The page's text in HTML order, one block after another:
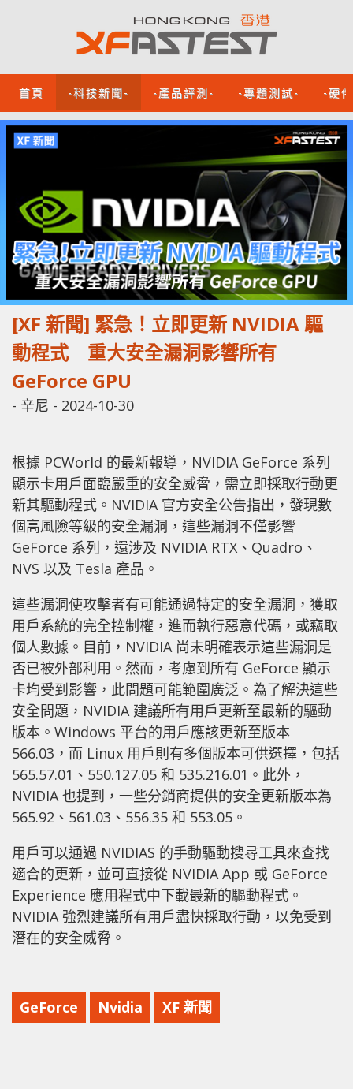
首頁 -科技新聞- -產品評測- -專題測試- -硬
[XF 新聞] 緊急！立即更新 NVIDIA 驅
動程式 重大安全漏洞影響所有
GeForce GPU
- 辛尼 - 2024-10-30
根據 PCWorld 的最新報導，NVIDIA GeForce 系列
顯示卡用戶面臨嚴重的安全威脅，需立即採取行動更
新其驅動程式。NVIDIA 官方安全公告指出，發現數
個高風險等級的安全漏洞，這些漏洞不僅影響
GeForce 系列，還涉及 NVIDIA RTX、Quadro、
NVS 以及 Tesla 產品。
這些漏洞使攻擊者有可能通過特定的安全漏洞，獲取
用戶系統的完全控制權，進而執行惡意代碼，或竊取
個人數據。目前，NVIDIA 尚未明確表示這些漏洞是
否已被外部利用。然而，考慮到所有 GeForce 顯示
卡均受到影響，此問題可能範圍廣泛。為了解決這些
安全問題，NVIDIA 建議所有用戶更新至最新的驅動
版本。Windows 平台的用戶應該更新至版本
566.03，而 Linux 用戶則有多個版本可供選擇，包括
565.57.01、550.127.05 和 535.216.01。此外，
NVIDIA 也提到，一些分銷商提供的安全更新版本為
565.92、561.03、556.35 和 553.05。
用戶可以通過 NVIDIAS 的手動驅動搜尋工具來查找
適合的更新，並可直接從 NVIDIA App 或 GeForce
Experience 應用程式中下載最新的驅動程式。
NVIDIA 強烈建議所有用戶盡快採取行動，以免受到
潛在的安全威脅。
GeForce Nvidia XF 新聞